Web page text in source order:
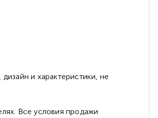
и характеристики, не
Все условия продажи